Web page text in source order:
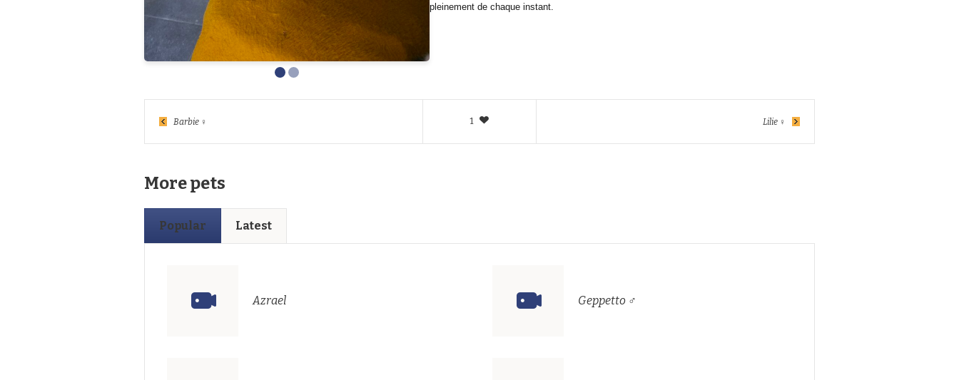
pleinement de chaque instant.
1
Barbie ♀ Lilie ♀
More pets
Popular Latest
Azrael Geppetto ♂